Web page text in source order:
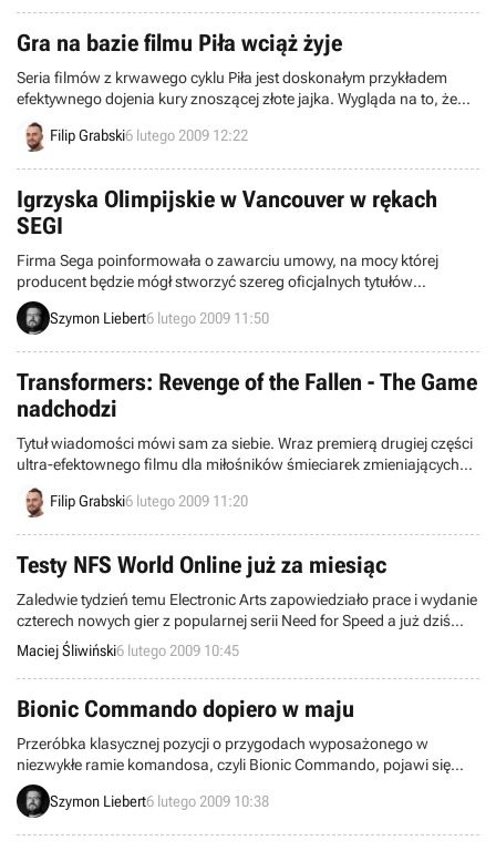
2GB.
Gra na bazie filmu Piła wciąż żyje
Seria filmów z krwawego cyklu Piła jest doskonałym przykładem
efektywnego dojenia kury znoszącej złote jajka. Wygląda na to, że
zapowiadana jakiś czas temu gra na bazie Pił trafi do tej samej
kategorii.Filip Grabski6 lutego 2009 12:22
Igrzyska Olimpijskie w Vancouver w rękach
SEGI
Firma Sega poinformowała o zawarciu umowy, na mocy której
producent będzie mógł stworzyć szereg oficjalnych tytułów
związanych z Zimowymi Igrzyskami Olimpijskimi w Vancouver w
2010 roku. Wydawca nabył prawa do opublikowania dzieł na
sportach.
Szymon Liebert6 lutego 2009 11:50
Transformers: Revenge of the Fallen - The Game
nadchodzi
Tytuł wiadomości mówi sam za siebie. Wraz premierą drugiej części
ultra-efektownego filmu dla miłośników śmieciarek zmieniających
się w roboty oraz wdzięków Megan Fox – pojawi się bazująca na
nim gra komputerowa.
Filip Grabski6 lutego 2009 11:20
Testy NFS World Online już za miesiąc
Zaledwie tydzień temu Electronic Arts zapowiedziało prace i wydanie
czterech nowych gier z popularnej serii Need for Speed a już dziś
docierają do nas informacje o początku otwartych testów jednej z
nich - Need for Speed World Online.
Maciej Śliwiński6 lutego 2009 10:45
Bionic Commando dopiero w maju
Przeróbka klasycznej pozycji o przygodach wyposażonego w
niezwykłe ramie komandosa, czyli Bionic Commando, pojawi się
dopiero w maju. Wcześniej oczekiwaliśmy jej już w marcu tego roku,
jednak jak widać, niestety pozycja zaliczy drobne opóźnienie. Dzieło
Szymon Liebert6 lutego 2009 10:38